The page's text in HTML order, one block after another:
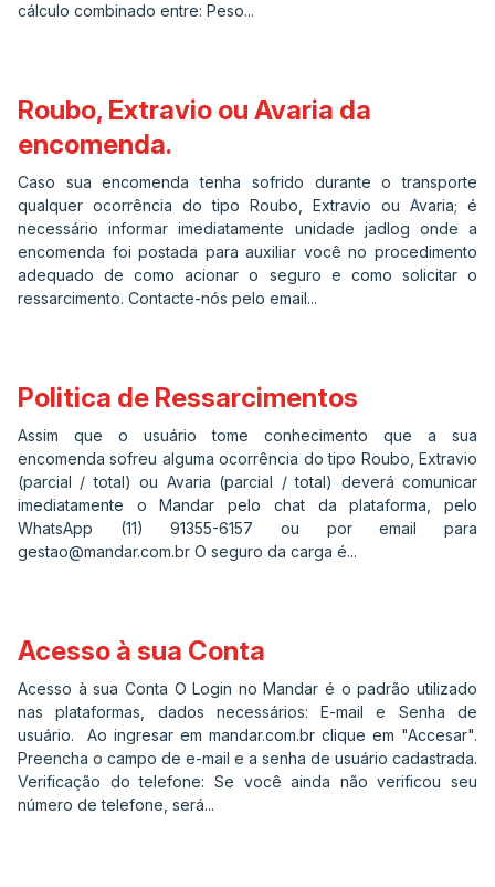
cálculo combinado entre: Peso...
Roubo, Extravio ou Avaria da
encomenda.
Caso sua encomenda tenha sofrido durante o transporte
qualquer ocorrência do tipo Roubo, Extravio ou Avaria; é
necessário informar imediatamente unidade jadlog onde a
encomenda foi postada para auxiliar você no procedimento
adequado de como acionar o seguro e como solicitar o
ressarcimento. Contacte-nós pelo email...
Politica de Ressarcimentos
Assim que o usuário tome conhecimento que a sua
encomenda sofreu alguma ocorrência do tipo Roubo, Extravio
(parcial / total) ou Avaria (parcial / total) deverá comunicar
imediatamente o Mandar pelo chat da plataforma, pelo
WhatsApp (11) 91355-6157 ou por email para
gestao@mandar.com.br O seguro da carga é...
Acesso à sua Conta
Acesso à sua Conta O Login no Mandar é o padrão utilizado
nas plataformas, dados necessários: E-mail e Senha de
usuário. Ao ingresar em mandar.com.br clique em "Accesar".
Preencha o campo de e-mail e a senha de usuário cadastrada.
Verificação do telefone: Se você ainda não verificou seu
número de telefone, será...